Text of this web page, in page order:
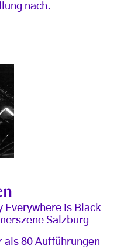
nach.
Everywhere is Black
Salzburg
als 80 Aufführungen